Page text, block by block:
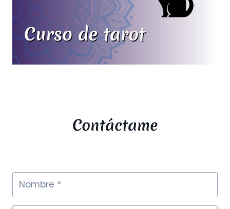
Contáctame